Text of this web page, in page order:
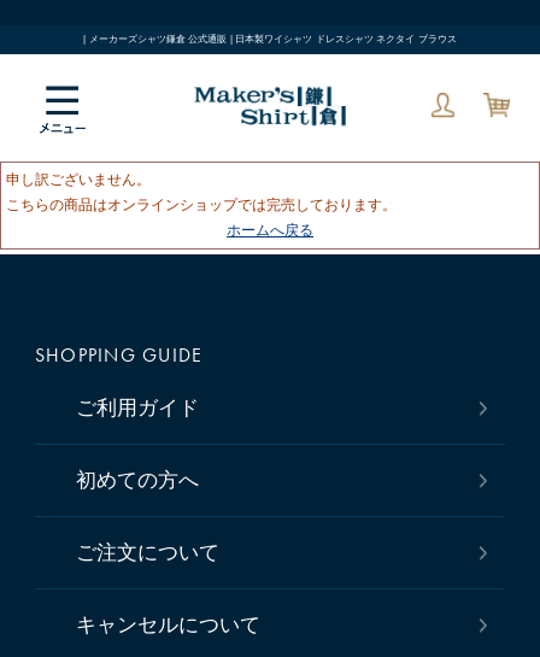
| メーカーズシャツ鎌倉 公式通販 | 日本製ワイシャツ ドレスシャツ ネクタイ ブラウス
申し訳ございません。
こちらの商品はオンラインショップでは完売しております。
ホームへ戻る
SHOPPING GUIDE
ご利用ガイド
初めての方へ
ご注文について
キャンセルについて